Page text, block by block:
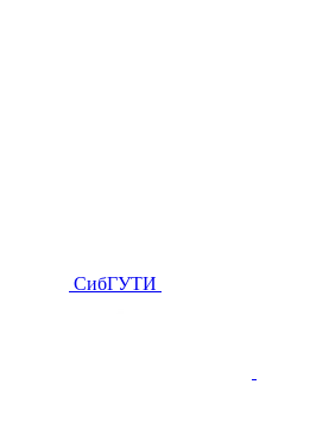
СибГУТИ